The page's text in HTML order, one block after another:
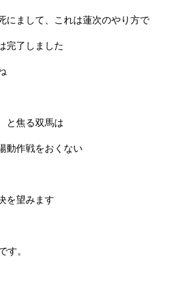
にまして、これは蓮次のやり方で
完了しました
と焦る双馬は
動作戦をおくない
を望みます
す。